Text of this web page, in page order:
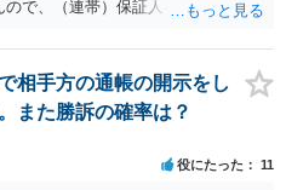
で、（連帯）保証人などにならな
相手方の通帳の開示をし
また勝訴の確率は？
役にたった 11